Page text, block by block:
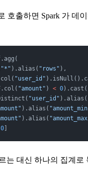
호출하면 Spark 가 데
"*" ).alias( "rows" ),
"user_id"
"amount" ) < 0).cast(
"user_id" ).alias(
).alias(
).alias(
0]
는 대신 하나의 집계